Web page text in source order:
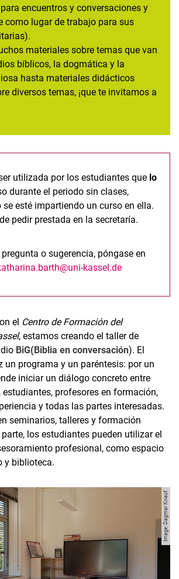
encuentros y conversaciones y
como lugar de trabajo para sus
materiales sobre temas que van
bíblicos, la dogmática y la
hasta materiales didácticos
diversos temas, ¡que te invitamos a
utilizada por los estudiantes que lo
durante el periodo sin clases,
se esté impartiendo un curso en ella.
pedir prestada en la secretaría.
o sugerencia, póngase en
kassel.de
el Centro de Formación del
, estamos creando el taller de
BiG(Biblia en conversación). El
un programa y un paréntesis: por un
iniciar un diálogo concreto entre
estudiantes, profesores en formación,
y todas las partes interesadas.
seminarios, talleres y formación
los estudiantes pueden utilizar el
profesional, como espacio
y biblioteca.
Image: Dagmar Knauf